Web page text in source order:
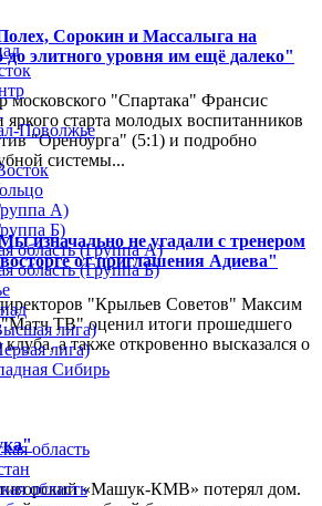
Сорокин и Массалыга на
элитного уровня им ещё далеко"
московского "Спартака" Франсис
старта молодых воспитанников
"Оренбурга" (5:1) и подробно
системы...
изначально не угадали с тренером
от приглашения Адиева"
"Крыльев Советов" Максим
ТВ" оценил итоги прошедшего
клуба, а также откровенно высказался о
«Машук-КМВ» потерял дом.
Поволжье
А)
Б)
область (Группа А)
область (Группа Б)
лига)
лига)
Сибирь
область
область